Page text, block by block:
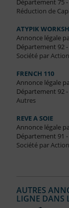
Département 75 -
Réduction de
ATYPIK
Annonce légale
Département 92
Société par
FRENCH 110
Annonce légale
Département 92
Autres
REVE A SOIE
Annonce légale
Département 91
Société par
AUTRES
LIGNE DANS